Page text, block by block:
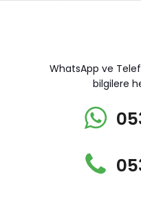
WhatsApp ve
bilgilere